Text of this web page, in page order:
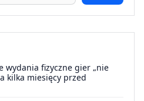
wydania fizyczne gier „nie
kilka miesięcy przed